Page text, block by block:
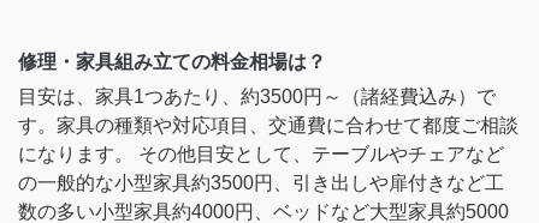
修理・家具組み立ての料金相場は？
目安は、家具1つあたり、約3500円～（諸経費込み）で
す。家具の種類や対応項目、交通費に合わせて都度ご相談
になります。 その他目安として、テーブルやチェアなど
の一般的な小型家具約3500円、引き出しや扉付きなど工
数の多い小型家具約4000円、ベッドなど大型家具約5000